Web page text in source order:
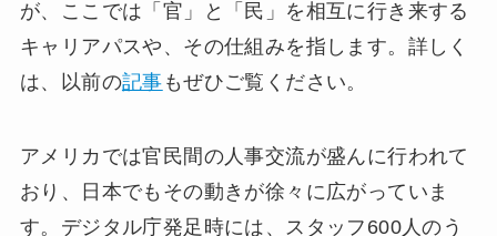
が、ここでは「官」と「民」を相互に行き来する
キャリアパスや、その仕組みを指します。詳しく
は、以前の記事 もぜひご覧ください。
アメリカでは官民間の人事交流が盛んに行われて
おり、日本でもその動きが徐々に広がっていま
す。デジタル庁発足時には、スタッフ600人のう